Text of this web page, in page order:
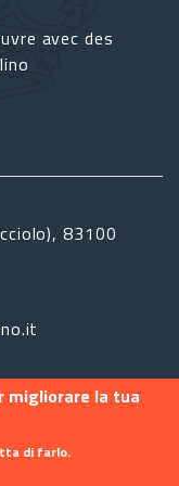
avec des
83100
migliorare la tua
di farlo.